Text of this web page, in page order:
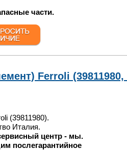
части.
Ferroli (39811980,
(39811980).
Италия.
центр - мы.
послегарантийное